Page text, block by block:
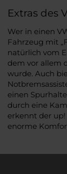
Extras des
Wer in einen
Fahrzeug mit
natürlich vom
dem vor allem
wurde. Auch
einen
durch eine
erkennt der
enorme